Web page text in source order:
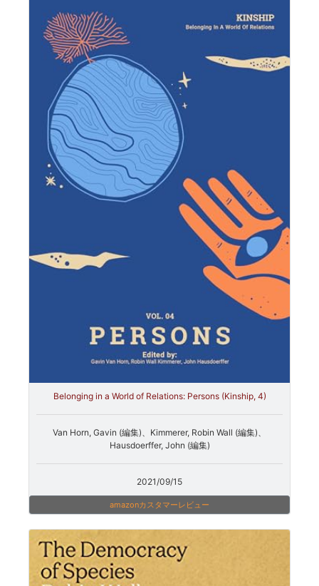
Belonging in a World of Relations: Persons (Kinship, 4)
Van Horn, Gavin (編集)、Kimmerer, Robin Wall (編集)、
Hausdoerffer, John (編集)
2021/09/15
amazonカスタマーレビュー